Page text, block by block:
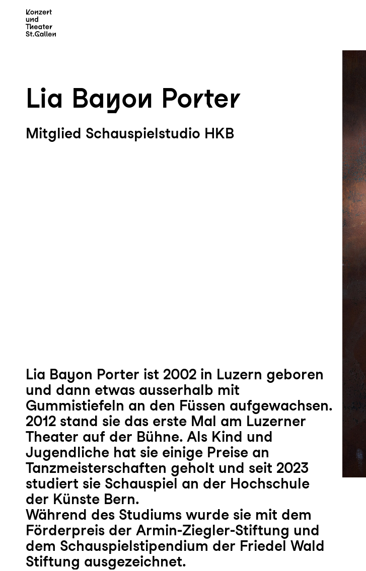
Zum Footer springen
Lia Bayon Porter
Mitglied Schauspielstudio HKB
Lia Bayon Porter ist 2002 in Luzern geboren
und dann etwas ausserhalb mit
Gummistiefeln an den Füssen aufgewachsen.
2012 stand sie das erste Mal am Luzerner
Theater auf der Bühne. Als Kind und
Jugendliche hat sie einige Preise an
Tanzmeisterschaften geholt und seit 2023
studiert sie Schauspiel an der Hochschule
der Künste Bern.
Während des Studiums wurde sie mit dem
Förderpreis der Armin-Ziegler-Stiftung und
dem Schauspielstipendium der Friedel Wald
Stiftung ausgezeichnet.